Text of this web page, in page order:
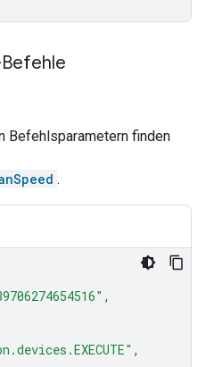
Befehlsparametern finden
.
,
,